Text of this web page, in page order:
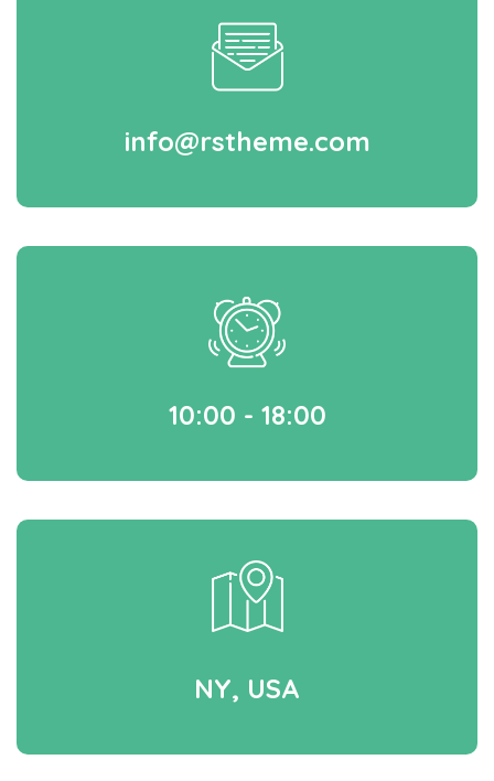
info@rstheme.com
10:00 - 18:00
NY, USA